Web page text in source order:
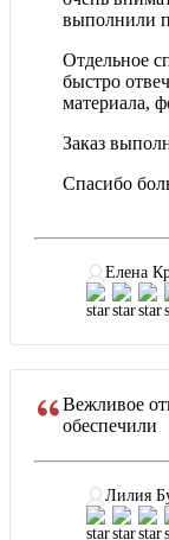
выполнили
Отдельное
быстро
материала,
Заказ
Спасибо
Елена
Вежливое
обеспечили
Лилия